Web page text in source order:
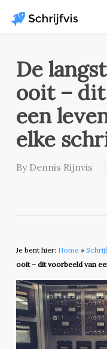
main
De
ooit –
een
elke
By Dennis Rijnvis
Je bent hier: Home»
ooit – dit voorbeeld van